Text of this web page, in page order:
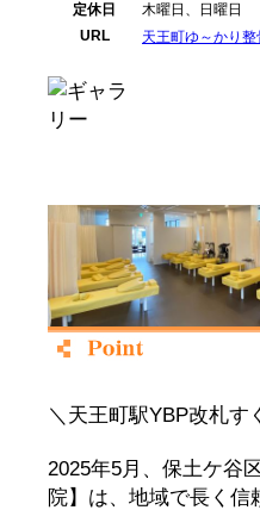
定休日
木曜日、日曜日
URL
天王町ゆ～かり
＼天王町駅YBP改札
2025年5月、保土ケ谷
院】は、地域で長く